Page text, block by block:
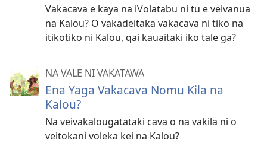
Vakacava e kaya na iVolatabu ni tu e veivanua
na Kalou? O vakadeitaka vakacava ni tiko na
itikotiko ni Kalou, qai kauaitaki iko tale ga?
NA VALE NI VAKATAWA
Ena Yaga Vakacava Nomu Kila na
Kalou?
Na veivakalougatataki cava o na vakila ni o
veitokani voleka kei na Kalou?